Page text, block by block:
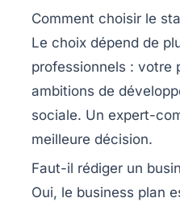
Comment choisir le
Le choix dépend de
professionnels : votre
ambitions de
sociale. Un expert-
meilleure décision.
Faut-il rédiger un
Oui, le business plan